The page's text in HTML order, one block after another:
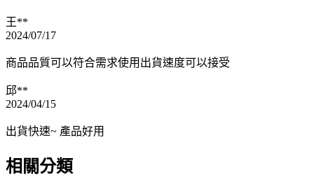
王**
2024/07/17
商品品質可以符合需求使用出貨速度可以接受
邱**
2024/04/15
出貨快速~ 產品好用
相關分類